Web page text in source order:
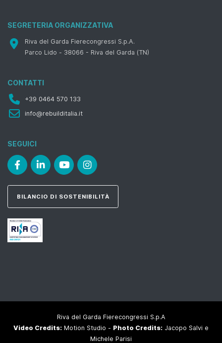
SEGRETERIA ORGANIZZATIVA
Riva del Garda Fierecongressi S.p.A.
Parco Lido - 38066 - Riva del Garda (TN)
CONTATTI
+39 0464 570 133
info@rebuilditalia.it
SEGUICI
BILANCIO DI SOSTENIBILITÀ
Riva del Garda Fierecongressi S.p.A
Video Credits: Motion Studio - Photo Credits: Jacopo Salvi e
Michele Parisi